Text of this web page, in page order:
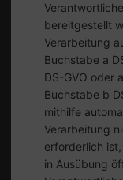
bereitgestellt
Verarbeitung
Buchstabe a
DS-GVO oder
Buchstabe b
mithilfe
Verarbeitung
erforderlich
in Ausübung